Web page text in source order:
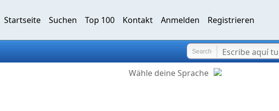
Startseite Suchen Top 100 Kontakt Anmelden Registrieren
Search
Wähle deine Sprache